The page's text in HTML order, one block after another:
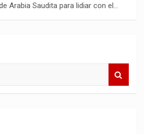
Arabia Saudita para lidiar con el…